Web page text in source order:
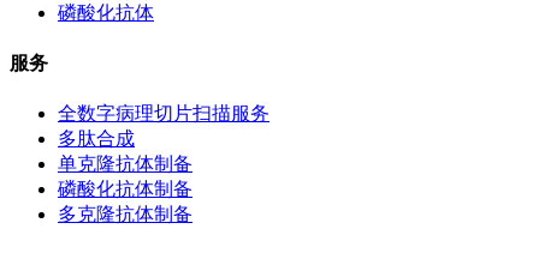
磷酸化抗体
服务
全数字病理切片扫描服务
多肽合成
单克隆抗体制备
磷酸化抗体制备
多克隆抗体制备